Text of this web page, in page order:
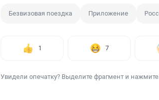
Безвизовая поездка Приложение
1 7
Увидели опечатку? Выделите фрагмент и нажмите